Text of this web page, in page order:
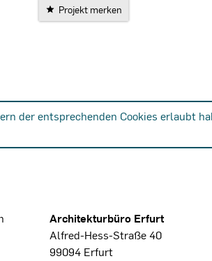
Projekt merken
der entsprechenden Cookies erlaubt
Architekturbüro Erfurt
Alfred-Hess-Straße 40
99094 Erfurt